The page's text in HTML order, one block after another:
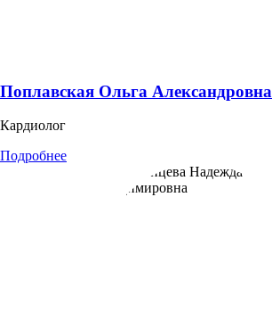
Поплавская Ольга Александровна
Кардиолог
Подробнее